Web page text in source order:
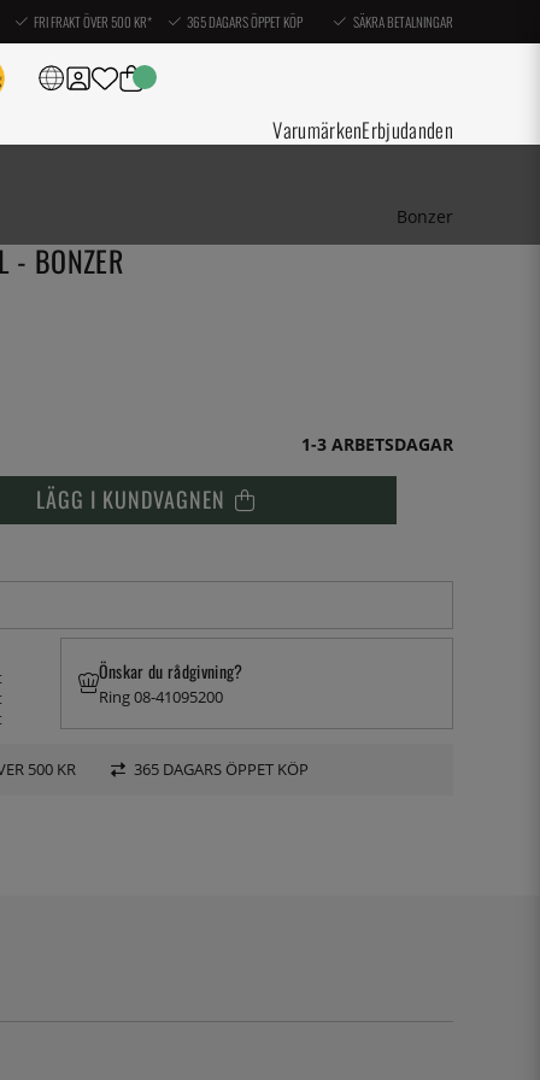
FRI FRAKT ÖVER 500 KR* 365 DAGARS ÖPPET KÖP SÄKRA BETALNINGAR
VarumärkenErbjudanden
Bonzer
- BONZER
1-3 ARBETSDAGAR
LÄGG I KUNDVAGNEN
Önskar du rådgivning?
Ring 08-41095200
500 KR 365 DAGARS ÖPPET KÖP